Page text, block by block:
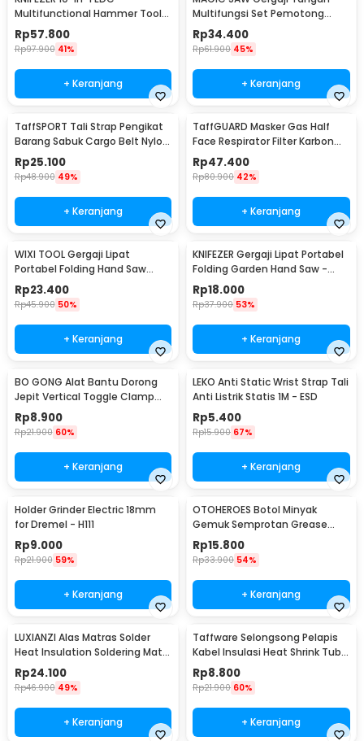
Multifunctional Hammer Tool
for Camping Survival - WL-
9003
Rp57.800
Rp97.900 41%
+ Keranjang
Multifungsi Set Pemotong
Kayu Besi
Rp34.400
Rp61.900 45%
+ Keranjang
TaffSPORT Tali Strap Pengikat
Barang Sabuk Cargo Belt Nylon
5M - XR2
Rp25.100
Rp48.900 49%
+ Keranjang
TaffGUARD Masker Gas Half
Face Respirator Filter Karbon
Aktif KN95 - 6200
Rp47.400
Rp80.900 42%
+ Keranjang
WIXI TOOL Gergaji Lipat
Portabel Folding Hand Saw
39cm - JSZ-002
Rp23.400
Rp45.900 50%
+ Keranjang
KNIFEZER Gergaji Lipat Portabel
Folding Garden Hand Saw -
LA145
Rp18.000
Rp37.900 53%
+ Keranjang
BO GONG Alat Bantu Dorong
Jepit Vertical Toggle Clamp
Hold Down Handle - GH-13009
Rp8.900
Rp21.900 60%
+ Keranjang
LEKO Anti Static Wrist Strap Tali
Anti Listrik Statis 1M - ESD
Rp5.400
Rp15.900 67%
+ Keranjang
Holder Grinder Electric 18mm
for Dremel - H111
Rp9.000
Rp21.900 59%
+ Keranjang
OTOHEROES Botol Minyak
Gemuk Semprotan Grease
Gun 250ml - Q001
Rp15.800
Rp33.900 54%
+ Keranjang
LUXIANZI Alas Matras Solder
Heat Insulation Soldering Mat
340x230mm - S-120B
Rp24.100
Rp46.900 49%
+ Keranjang
Taffware Selongsong Pelapis
Kabel Insulasi Heat Shrink Tube
127 PCS - RSG-AHZ
Rp8.800
Rp21.900 60%
+ Keranjang